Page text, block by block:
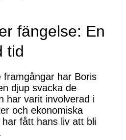
fängelse: En
tid
framgångar har Boris
djup svacka de
har varit involverad i
och ekonomiska
fått hans liv att bli